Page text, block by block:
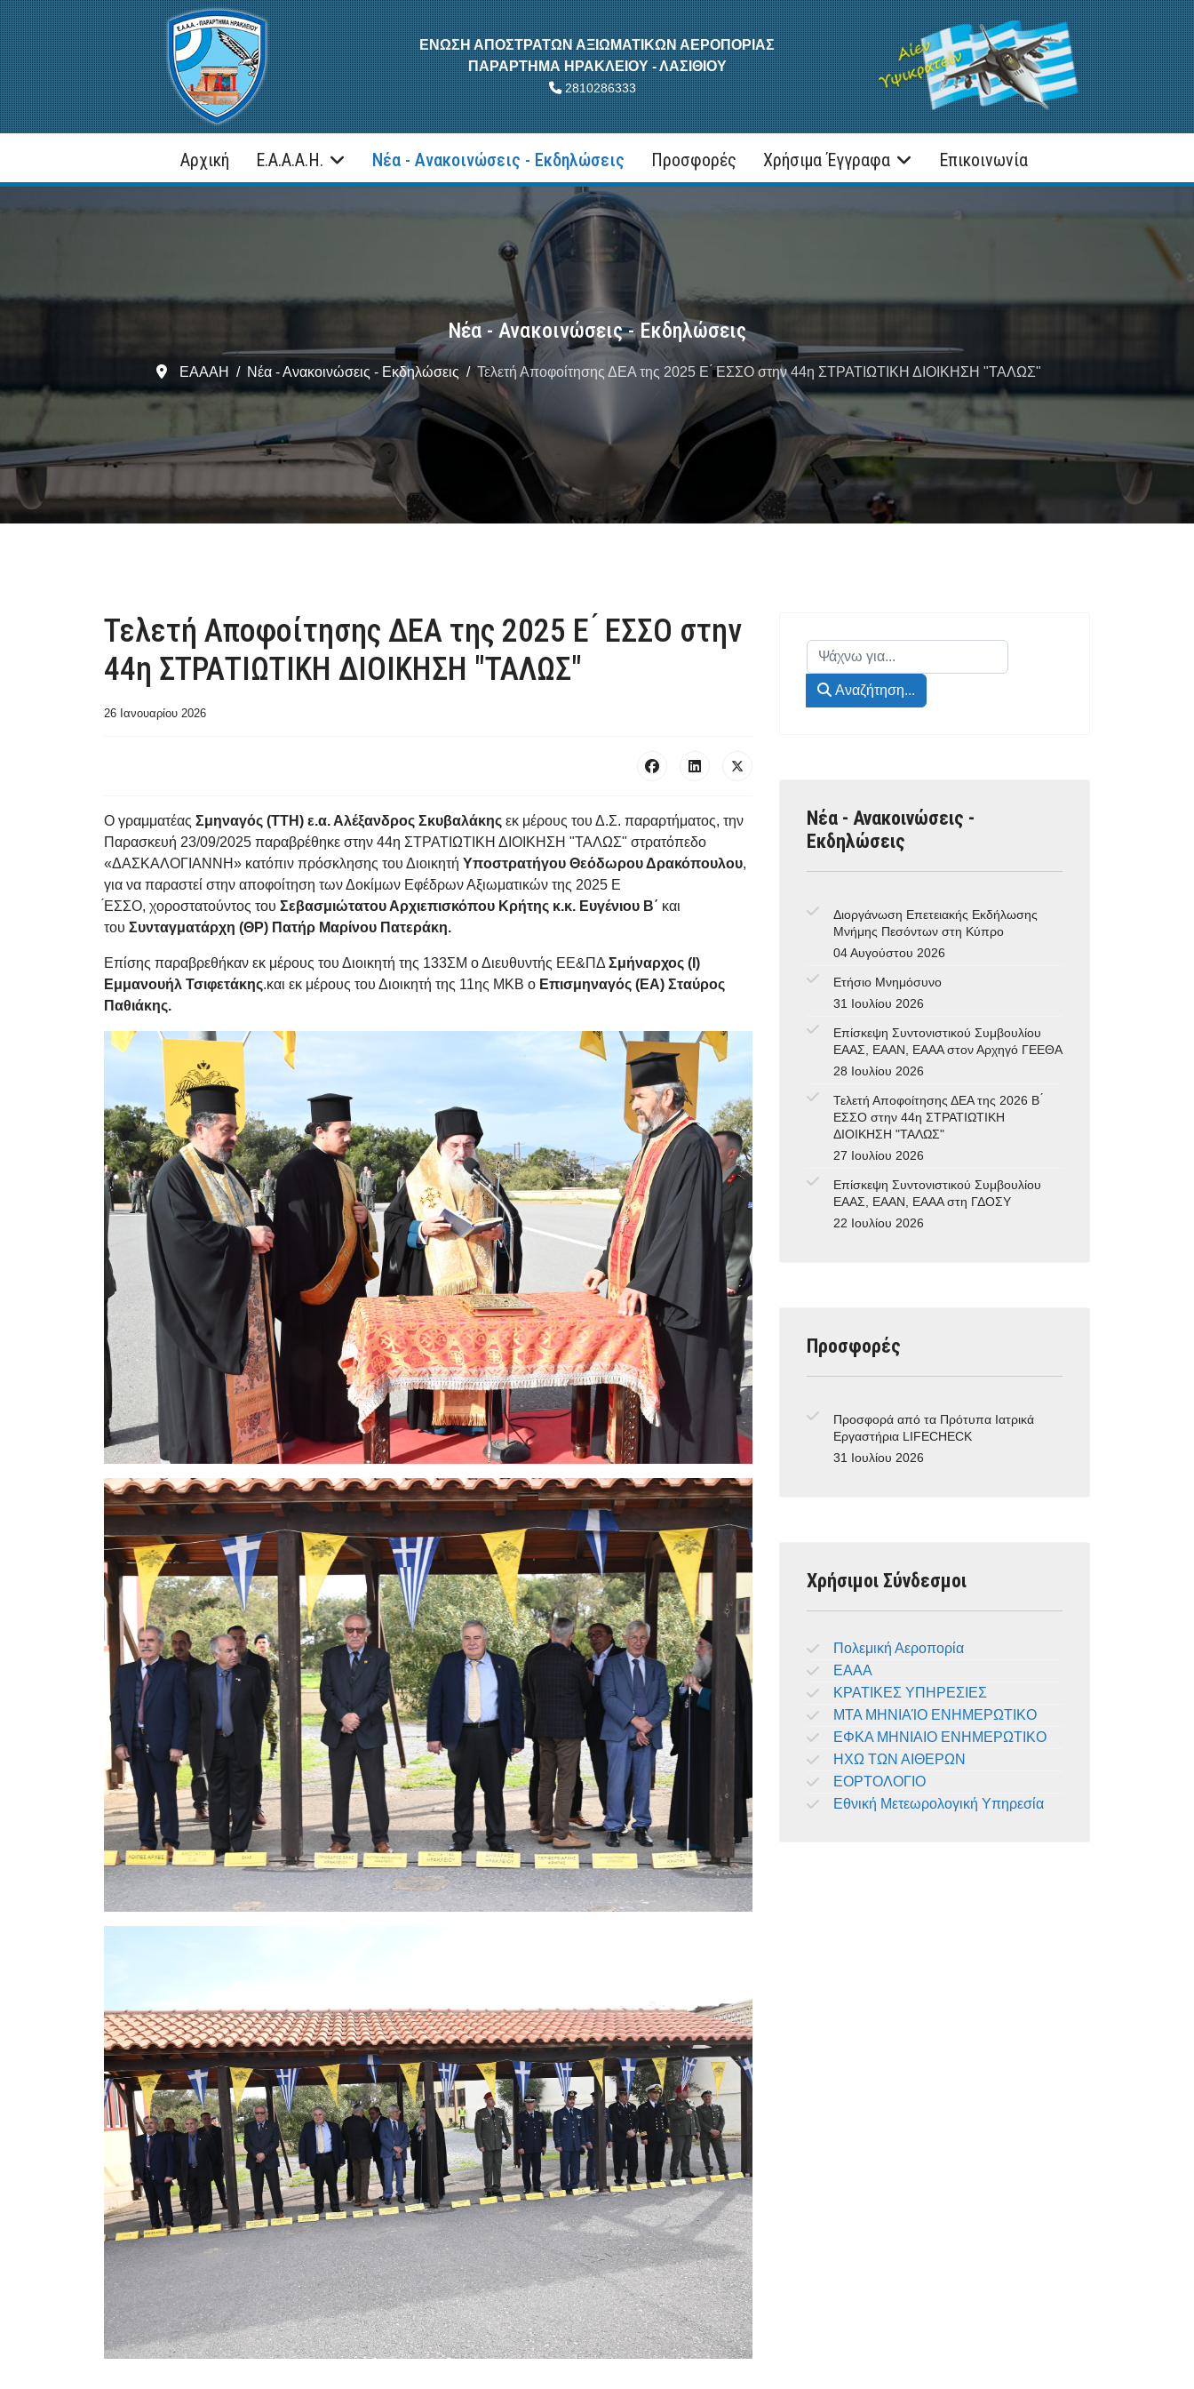
ΕΝΩΣΗ ΑΠΟΣΤΡΑΤΩΝ ΑΞΙΩΜΑΤΙΚΩΝ ΑΕΡΟΠΟΡΙΑΣ
ΠΑΡΑΡΤΗΜΑ ΗΡΑΚΛΕΙΟΥ - ΛΑΣΙΘΙΟΥ
2810286333
Αρχική Ε.Α.Α.Α.Η. Νέα - Ανακοινώσεις - Εκδηλώσεις Προσφορές Χρήσιμα Έγγραφα Επικοινωνία
Νέα - Ανακοινώσεις - Εκδηλώσεις
ΕΑΑΑΗ Νέα - Ανακοινώσεις - Εκδηλώσεις Τελετή Αποφοίτησης ΔΕΑ της 2025 Ε ́ ΕΣΣΟ στην 44η ΣΤΡΑΤΙΩΤΙΚΗ ΔΙΟΙΚΗΣΗ "ΤΑΛΩΣ"
Τελετή Αποφοίτησης ΔΕΑ της 2025 Ε ́ ΕΣΣΟ στην
44η ΣΤΡΑΤΙΩΤΙΚΗ ΔΙΟΙΚΗΣΗ "ΤΑΛΩΣ"
26 Ιανουαρίου 2026
Ο γραμματέας Σμηναγός (ΤΤΗ) ε.α. Αλέξανδρος Σκυβαλάκης εκ μέρους του Δ.Σ. παραρτήματος, την
Παρασκευή 23/09/2025 παραβρέθηκε στην 44η ΣΤΡΑΤΙΩΤΙΚΗ ΔΙΟΙΚΗΣΗ "ΤΑΛΩΣ" στρατόπεδο
«ΔΑΣΚΑΛΟΓΙΑΝΝΗ» κατόπιν πρόσκλησης του Διοικητή Υποστρατήγου Θεόδωρου Δρακόπουλου,
για να παραστεί στην αποφοίτηση των Δοκίμων Εφέδρων Αξιωματικών της 2025 Ε
́ΕΣΣΟ, χοροστατούντος του Σεβασμιώτατου Αρχιεπισκόπου Κρήτης κ.κ. Ευγένιου Β΄ και
του Συνταγματάρχη (ΘΡ) Πατήρ Μαρίνου Πατεράκη.
Επίσης παραβρεθήκαν εκ μέρους του Διοικητή της 133ΣΜ ο Διευθυντής ΕΕ&ΠΔ Σμήναρχος (Ι)
Εμμανουήλ Τσιφετάκης.και εκ μέρους του Διοικητή της 11ης ΜΚΒ ο Επισμηναγός (ΕΑ) Σταύρος
Παθιάκης.
Αναζήτηση...
Αναζήτηση...
Νέα - Ανακοινώσεις -
Εκδηλώσεις
Διοργάνωση Επετειακής Εκδήλωσης
Μνήμης Πεσόντων στη Κύπρο
04 Αυγούστου 2026
Ετήσιο Μνημόσυνο
31 Ιουλίου 2026
Επίσκεψη Συντονιστικού Συμβουλίου
ΕΑΑΣ, ΕΑΑΝ, ΕΑΑΑ στον Αρχηγό ΓΕΕΘΑ
28 Ιουλίου 2026
Τελετή Αποφοίτησης ΔΕΑ της 2026 Β ́
ΕΣΣΟ στην 44η ΣΤΡΑΤΙΩΤΙΚΗ
ΔΙΟΙΚΗΣΗ "ΤΑΛΩΣ"
27 Ιουλίου 2026
Επίσκεψη Συντονιστικού Συμβουλίου
ΕΑΑΣ, ΕΑΑΝ, ΕΑΑΑ στη ΓΔΟΣΥ
22 Ιουλίου 2026
Προσφορές
Προσφορά από τα Πρότυπα Ιατρικά
Εργαστήρια LIFECHECK
31 Ιουλίου 2026
Χρήσιμοι Σύνδεσμοι
Πολεμική Αεροπορία
ΕΑΑΑ
ΚΡΑΤΙΚΕΣ ΥΠΗΡΕΣΙΕΣ
ΜΤΑ ΜΗΝΙΑΊΟ ΕΝΗΜΕΡΩΤΙΚΟ
ΕΦΚΑ ΜΗΝΙΑΙΟ ΕΝΗΜΕΡΩΤΙΚΟ
ΗΧΩ ΤΩΝ ΑΙΘΕΡΩΝ
ΕΟΡΤΟΛΟΓΙΟ
Εθνική Μετεωρολογική Υπηρεσία